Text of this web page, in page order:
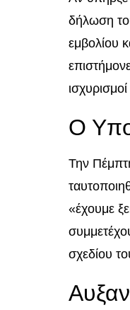
δήλωση
εμβολίου
Ο
Την
«έχουμε
σχεδίου